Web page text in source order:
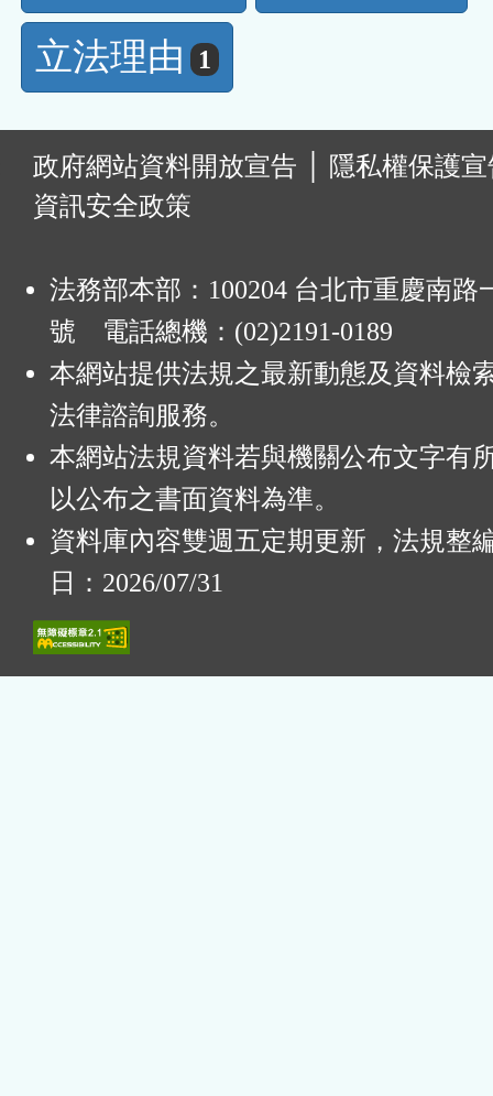
立法理由 1
政府網站資料開放宣告
隱私權保護
資訊安全政策
法務部本部：100204 台北市重慶南路
號 電話總機：(02)2191-0189
本網站提供法規之最新動態及資料檢
法律諮詢服務。
本網站法規資料若與機關公布文字有
以公布之書面資料為準。
資料庫內容雙週五定期更新，法規整
日：2026/07/31